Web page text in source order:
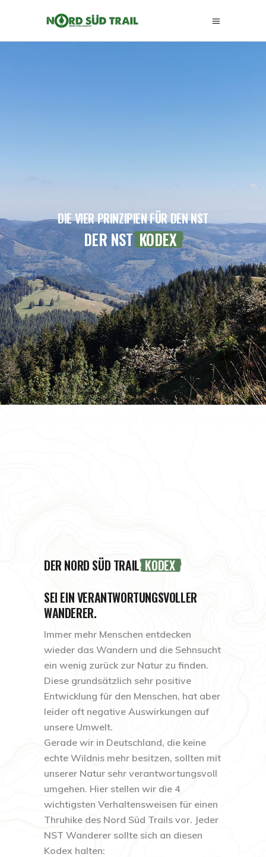
DIE VIER PRINZIPIEN FÜR DEN NST
DER NSTKODEX
DER NORD SÜD TRAILKODEX
SEI EIN VERANTWORTUNGSVOLLER
WANDERER.
Immer mehr Menschen entdecken
wieder das Wandern und die Sehnsucht
ein wenig zurück zur Natur zu finden.
Diese grundsätzlich sehr positive
Entwicklung für den Menschen, hat aber
leider oft negative Auswirkungen auf
unsere Umwelt.
Gerade wir in Deutschland, die keine
echte Wildnis mehr besitzen, sollten mit
unserer Natur sehr verantwortungsvoll
umgehen. Hier stellen wir die 4
wichtigsten Verhaltensweisen für einen
Thruhike des Nord Süd Trails vor. Jeder
NST Wanderer sollte sich an diesen
Kodex halten: